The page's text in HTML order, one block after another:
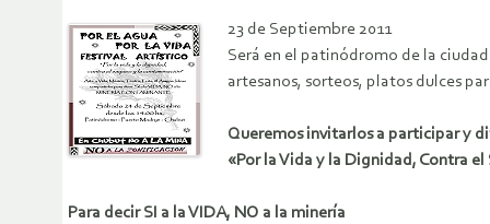
23 de Septiembre 2011
Será en el patinódromo de la
artesanos, sorteos, platos dulces
Queremos invitarlos a participar y
«Por la Vida y la Dignidad, Contra
Para decir SI a la VIDA, NO a la minería